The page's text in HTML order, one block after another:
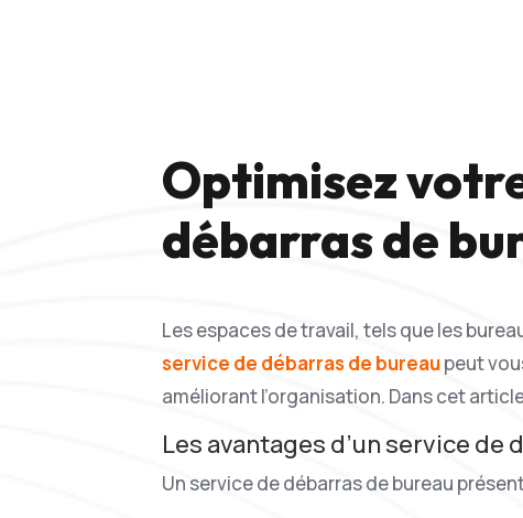
Optimisez
débarras de
Les espaces de travail, tels que les
service de débarras de bureaupeut
améliorant l’organisation. Dans cet
Les avantages d’un service de
Un service de débarras de bureau